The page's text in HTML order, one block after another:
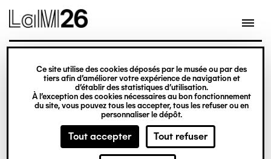
Gestion des cookies
Ce site utilise des cookies déposés par le musée ou par des
tiers afin d’améliorer votre expérience de navigation et
d’établir des statistiques d’utilisation.
À l’exception des cookies nécessaires au bon fonctionnement
du site, vous pouvez tous les accepter, tous les refuser ou en
personnaliser le dépôt.
Tout accepter Tout refuser
contenu